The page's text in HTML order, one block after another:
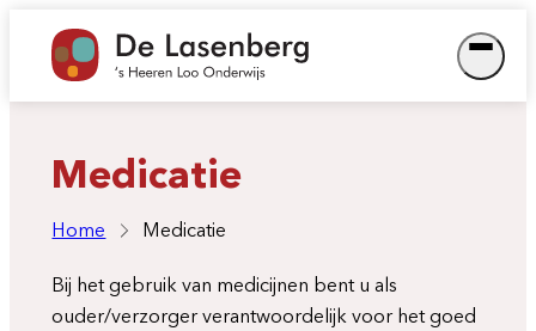
Medicatie
Home Medicatie
Bij het gebruik van medicijnen bent u als
ouder/verzorger verantwoordelijk voor het goed